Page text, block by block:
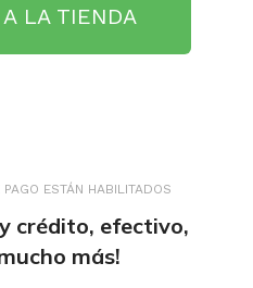
A LA TIENDA
ESTÁN HABILITADOS
crédito, efectivo,
más!